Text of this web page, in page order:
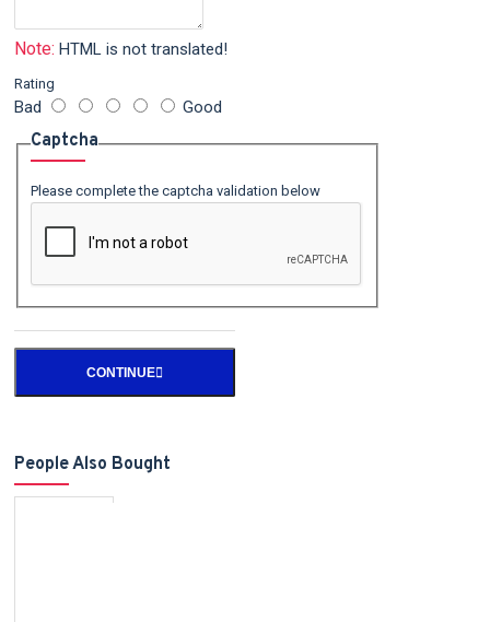
Note: HTML is not translated!
Rating
Bad Good
Captcha
Please complete the captcha validation below
CONTINUE
People Also Bought